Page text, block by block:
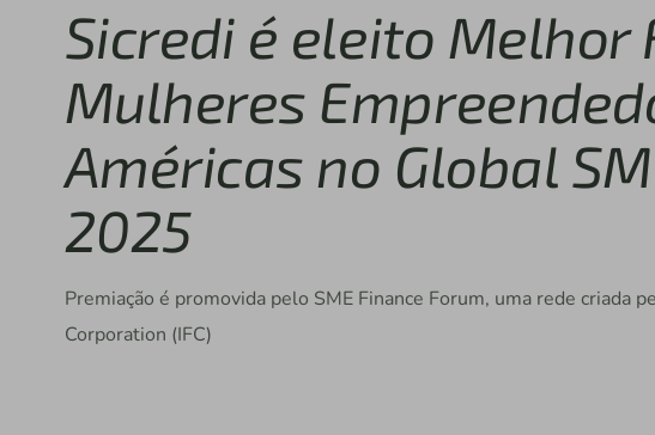
Sicredi é eleito Melhor
Mulheres
Américas no Global
2025
Premiação é promovida pelo SME Finance Forum, uma rede criada
Corporation (IFC)